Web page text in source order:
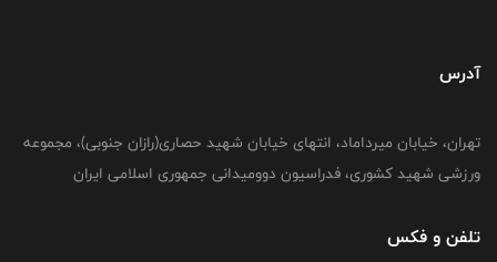
آدرس
تهران، خیابان میرداماد، انتهای خیابان شهید حصاری(رازان جنوبی)، مجموعه
ورزشی شهید کشوری، فدراسیون دوومیدانی جمهوری اسلامی ایران
تلفن و فکس